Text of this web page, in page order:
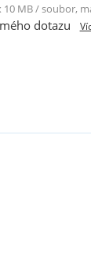
10 MB / soubor,
dotazu